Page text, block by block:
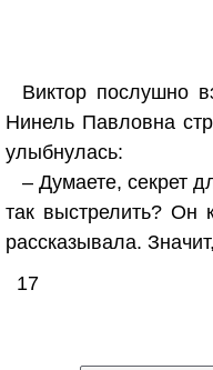
Виктор послушно
Нинель Павловна
улыбнулась:
– Думаете, секрет
так выстрелить? Он
рассказывала.
17